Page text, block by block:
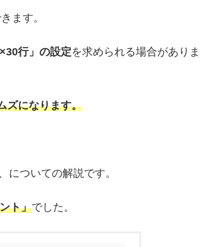
ます。
×30行」の設定を求められる場合がありま
ズになります。
についての解説です。
ト」でした。